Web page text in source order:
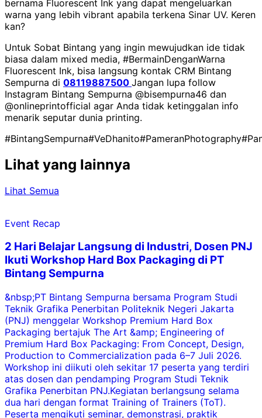
bernama Fluorescent Ink yang dapat mengeluarkan
warna yang lebih vibrant apabila terkena Sinar UV. Keren
kan?
Untuk Sobat Bintang yang ingin mewujudkan ide tidak
biasa dalam mixed media, #BermainDenganWarna
Fluorescent Ink, bisa langsung kontak CRM Bintang
Sempurna di 08119887500 Jangan lupa follow
Instagram Bintang Sempurna @bisempurna46 dan
@onlineprintofficial agar Anda tidak ketinggalan info
menarik seputar dunia printing.
#BintangSempurna#VeDhanito#PameranPhotography
Lihat yang lainnya
Lihat Semua
Event Recap
2 Hari Belajar Langsung di Industri, Dosen PNJ
Ikuti Workshop Hard Box Packaging di PT
Bintang Sempurna
&nbsp;PT Bintang Sempurna bersama Program Studi
Teknik Grafika Penerbitan Politeknik Negeri Jakarta
(PNJ) menggelar Workshop Premium Hard Box
Packaging bertajuk The Art &amp; Engineering of
Premium Hard Box Packaging: From Concept, Design,
Production to Commercialization pada 6–7 Juli 2026.
Workshop ini diikuti oleh sekitar 17 peserta yang terdiri
atas dosen dan pendamping Program Studi Teknik
Grafika Penerbitan PNJ.Kegiatan berlangsung selama
dua hari dengan format Training of Trainers (ToT).
Peserta mengikuti seminar, demonstrasi, praktik